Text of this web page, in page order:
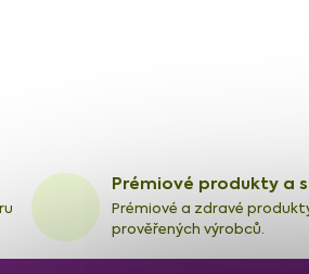
Prémiové produkty a
Prémiové a zdravé
prověřených výrobců.